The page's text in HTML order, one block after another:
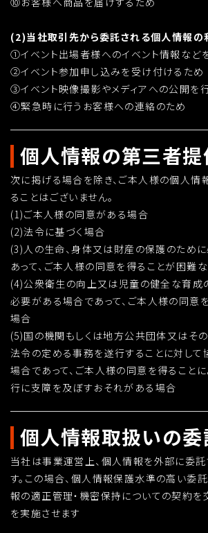
(2)当社取引先から委託される個人情報の
①イベント出場者様へのイベント情報など
②イベント参加申し込みを受け付けるため
③イベント映像撮影やメディアへの公開を
④緊急時に行うお客様への連絡のため
個人情報の第三者提
次に掲げる場合を除き、ご本人様の個人情
ることはございません。
(1)ご本人様の同意がある場合
(2)法令に基づく場合
(3)人の生命、身体又は財産の保護のため
あって、ご本人様の同意を得ることが困難
(4)公衆衛生の向上又は児童の健全な育成
必要がある場合であって、ご本人様の同意
場合
(5)国の機関もしくは地方公共団体又はそ
法令の定める事務を遂行することに対して
場合であって、ご本人様の同意を得ること
行に支障を及ぼすおそれがある場合
個人情報取扱いの委
当社は事業運営上、個人情報を外部に委託
す。この場合、個人情報保護水準の高い委
報の適正管理・機密保持についての契約を
を実施させます